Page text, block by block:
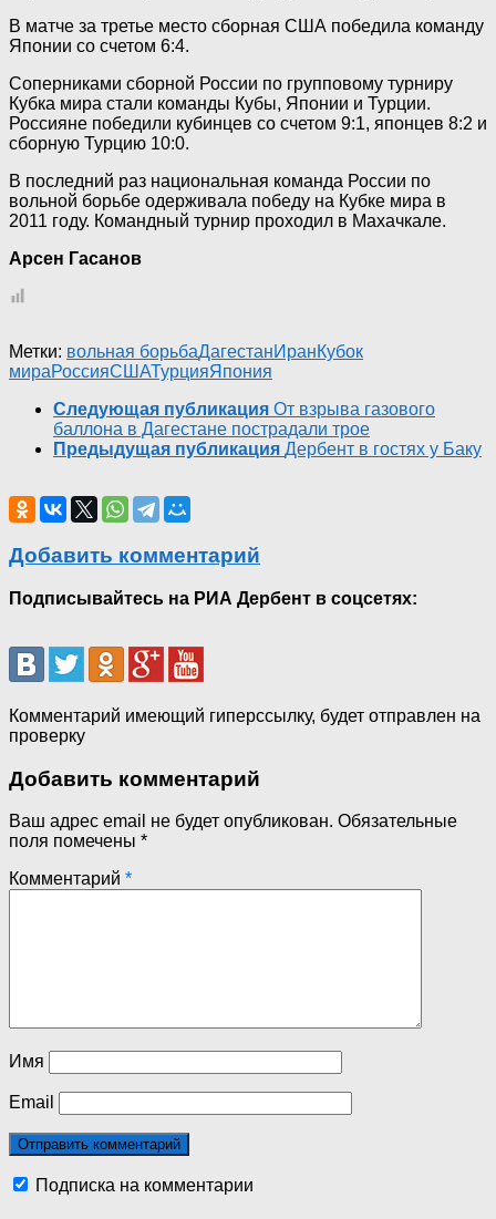
В матче за третье место сборная США победила команду
Японии со счетом 6:4.
Соперниками сборной России по групповому турниру
Кубка мира стали команды Кубы, Японии и Турции.
Россияне победили кубинцев со счетом 9:1, японцев 8:2 и
сборную Турцию 10:0.
В последний раз национальная команда России по
вольной борьбе одерживала победу на Кубке мира в
2011 году. Командный турнир проходил в Махачкале.
Арсен Гасанов
Метки: вольная борьбаДагестанИранКубок
мираРоссияСШАТурцияЯпония
Следующая публикация От взрыва газового
баллона в Дагестане пострадали трое
Предыдущая публикация Дербент в гостях у Баку
Добавить комментарий
Подписывайтесь на РИА Дербент в соцсетях:
Комментарий имеющий гиперссылку, будет отправлен на
проверку
Добавить комментарий
Ваш адрес email не будет опубликован. Обязательные
поля помечены *
Комментарий *
Имя
Email
Подписка на комментарии